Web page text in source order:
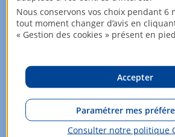
A
B
D
E
consommation
319 10*
kg CO2/m².an
F
Nous conservons vos choix pendant 6
tout moment changer d’avis en
« Gestion des cookies » présent en
Accepter
Paramétrer mes
Consulter notre politique